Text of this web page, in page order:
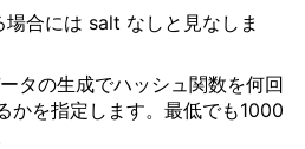
合には salt なしと見なしま
タの生成でハッシュ関数を何回
かを指定します。最低でも1000